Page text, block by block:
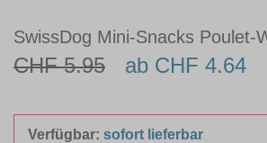
SwissDog Mini-Snacks Poulet-
CHF 5.95 ab CHF 4.64
Verfügbar: sofort lieferbar